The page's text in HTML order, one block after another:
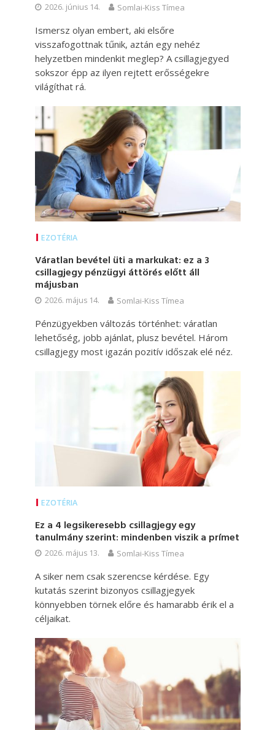
2026. június 14. Somlai-Kiss Tímea
Ismersz olyan embert, aki elsőre
visszafogottnak tűnik, aztán egy nehéz
helyzetben mindenkit meglep? A csillagjegyed
sokszor épp az ilyen rejtett erősségekre
világíthat rá.
EZOTÉRIA
Váratlan bevétel üti a markukat: ez a 3
csillagjegy pénzügyi áttörés előtt áll
májusban
2026. május 14. Somlai-Kiss Tímea
Pénzügyekben változás történhet: váratlan
lehetőség, jobb ajánlat, plusz bevétel. Három
csillagjegy most igazán pozitív időszak elé néz.
EZOTÉRIA
Ez a 4 legsikeresebb csillagjegy egy
tanulmány szerint: mindenben viszik a prímet
2026. május 13. Somlai-Kiss Tímea
A siker nem csak szerencse kérdése. Egy
kutatás szerint bizonyos csillagjegyek
könnyebben törnek előre és hamarabb érik el a
céljaikat.